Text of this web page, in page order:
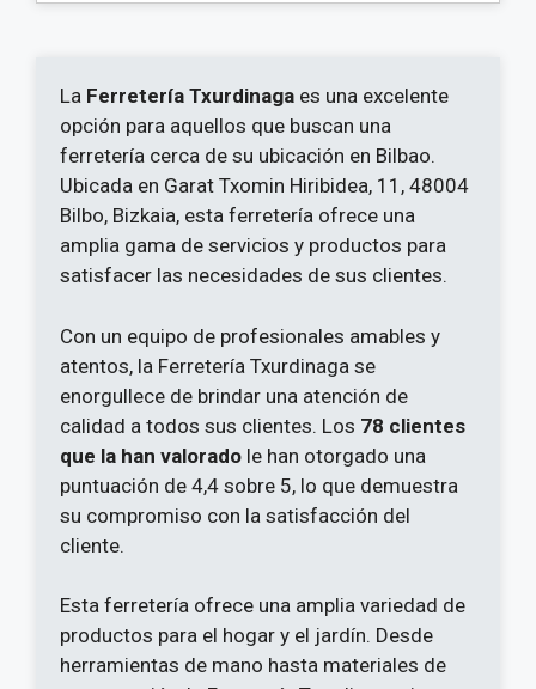
La Ferretería Txurdinaga es una excelente
opción para aquellos que buscan una
ferretería cerca de su ubicación en Bilbao.
Ubicada en Garat Txomin Hiribidea, 11, 48004
Bilbo, Bizkaia, esta ferretería ofrece una
amplia gama de servicios y productos para
satisfacer las necesidades de sus clientes.
Con un equipo de profesionales amables y
atentos, la Ferretería Txurdinaga se
enorgullece de brindar una atención de
calidad a todos sus clientes. Los 78 clientes
que la han valorado le han otorgado una
puntuación de 4,4 sobre 5, lo que demuestra
su compromiso con la satisfacción del
cliente.
Esta ferretería ofrece una amplia variedad de
productos para el hogar y el jardín. Desde
herramientas de mano hasta materiales de